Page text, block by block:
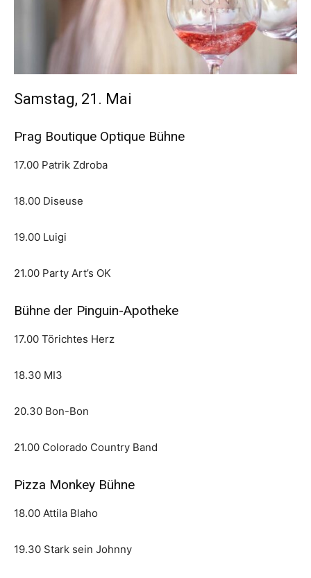
Samstag, 21. Mai
Prag Boutique Optique Bühne
17.00 Patrik Zdroba
18.00 Diseuse
19.00 Luigi
21.00 Party Art’s OK
Bühne der Pinguin-Apotheke
17.00 Törichtes Herz
18.30 MI3
20.30 Bon-Bon
21.00 Colorado Country Band
Pizza Monkey Bühne
18.00 Attila Blaho
19.30 Stark sein Johnny